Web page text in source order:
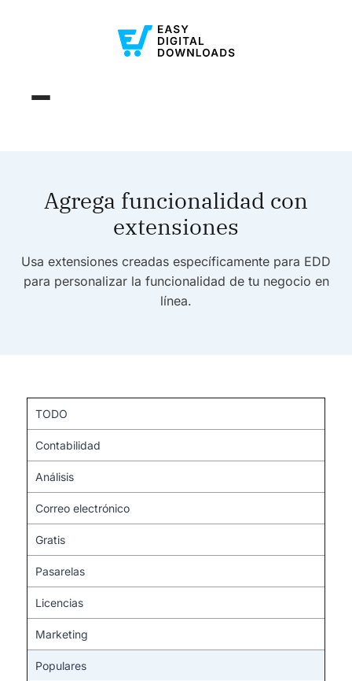
Agrega funcionalidad con
extensiones
Usa extensiones creadas específicamente para EDD
para personalizar la funcionalidad de tu negocio en
línea.
TODO
Contabilidad
Análisis
Correo electrónico
Gratis
Pasarelas
Licencias
Marketing
Populares